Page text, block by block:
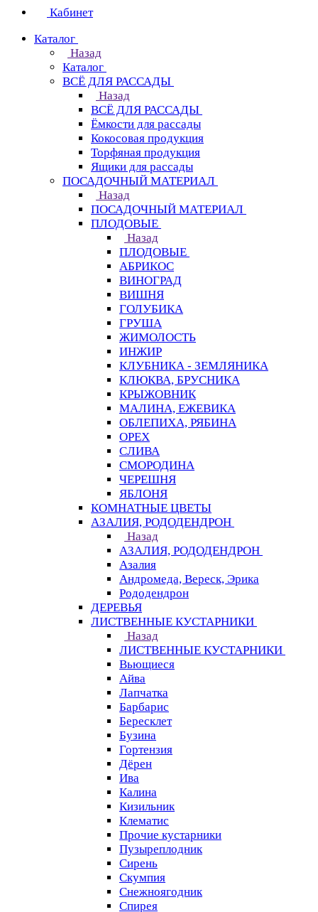
Кабинет
Каталог
Назад
Каталог
ВСЁ ДЛЯ РАССАДЫ
Назад
ВСЁ ДЛЯ РАССАДЫ
Ёмкости для рассады
Кокосовая продукция
Торфяная продукция
Ящики для рассады
ПОСАДОЧНЫЙ МАТЕРИАЛ
Назад
ПОСАДОЧНЫЙ МАТЕРИАЛ
ПЛОДОВЫЕ
Назад
ПЛОДОВЫЕ
АБРИКОС
ВИНОГРАД
ВИШНЯ
ГОЛУБИКА
ГРУША
ЖИМОЛОСТЬ
ИНЖИР
КЛУБНИКА - ЗЕМЛЯНИКА
КЛЮКВА, БРУСНИКА
КРЫЖОВНИК
МАЛИНА, ЕЖЕВИКА
ОБЛЕПИХА, РЯБИНА
ОРЕХ
СЛИВА
СМОРОДИНА
ЧЕРЕШНЯ
ЯБЛОНЯ
КОМНАТНЫЕ ЦВЕТЫ
АЗАЛИЯ, РОДОДЕНДРОН
Назад
АЗАЛИЯ, РОДОДЕНДРОН
Азалия
Андромеда, Вереск, Эрика
Рододендрон
ДЕРЕВЬЯ
ЛИСТВЕННЫЕ КУСТАРНИКИ
Назад
ЛИСТВЕННЫЕ КУСТАРНИКИ
Вьющиеся
Айва
Лапчатка
Барбарис
Бересклет
Бузина
Гортензия
Дёрен
Ива
Калина
Кизильник
Клематис
Прочие кустарники
Пузыреплодник
Сирень
Скумпия
Снежноягодник
Спирея